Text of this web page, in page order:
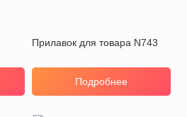
Прилавок для товара N743
Подробнее